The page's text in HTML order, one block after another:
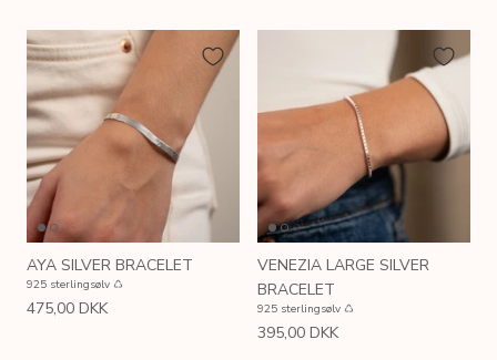
AYA SILVER BRACELET
925 sterlingsølv ♺
475,00 DKK
VENEZIA LARGE SILVER
BRACELET
925 sterlingsølv ♺
395,00 DKK